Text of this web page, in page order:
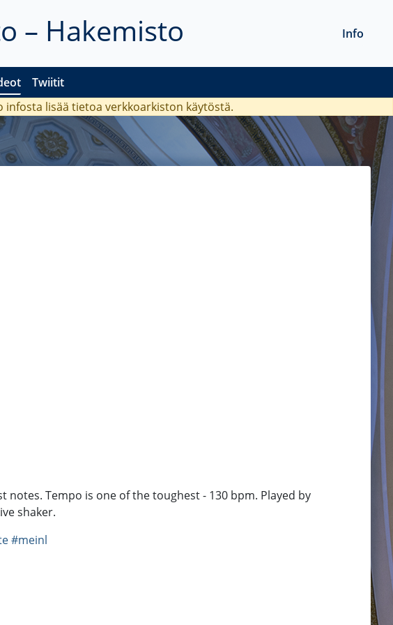
– Hakemisto
Twiitit
Info
infosta lisää tietoa verkkoarkiston käytöstä.
Tempo is one of the toughest - 130 bpm. Played by
shaker.
#meinl